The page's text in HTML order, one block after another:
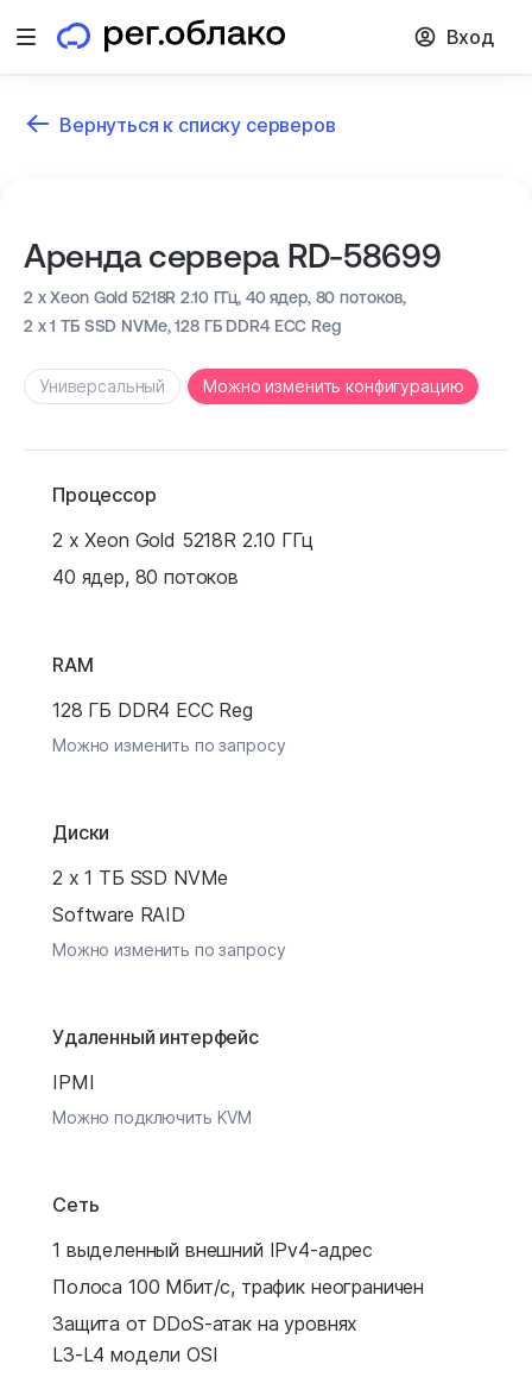
Открыть меню Вход
Вернуться к списку серверов
Аренда сервера RD-58699
2 x Xeon Gold 5218R 2.10 ГГц, 40 ядер, 80 потоков,
2 x 1 ТБ SSD NVMe, 128 ГБ DDR4 ECC Reg
Универсальный Можно изменить конфигурацию
Процессор
2 x Xeon Gold 5218R 2.10 ГГц
40 ядер, 80 потоков
RAM
128 ГБ DDR4 ECC Reg
Можно изменить по запросу
Диски
2 x 1 ТБ SSD NVMe
Software RAID
Можно изменить по запросу
Удаленный интерфейс
IPMI
Можно подключить KVM
Сеть
1 выделенный внешний IPv4-адрес
Полоса 100 Мбит/с, трафик неограничен
Защита от DDoS-атак на уровнях
L3-L4 модели OSI